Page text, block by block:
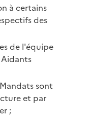
à certains
des
de l'équipe
sont
et par
;